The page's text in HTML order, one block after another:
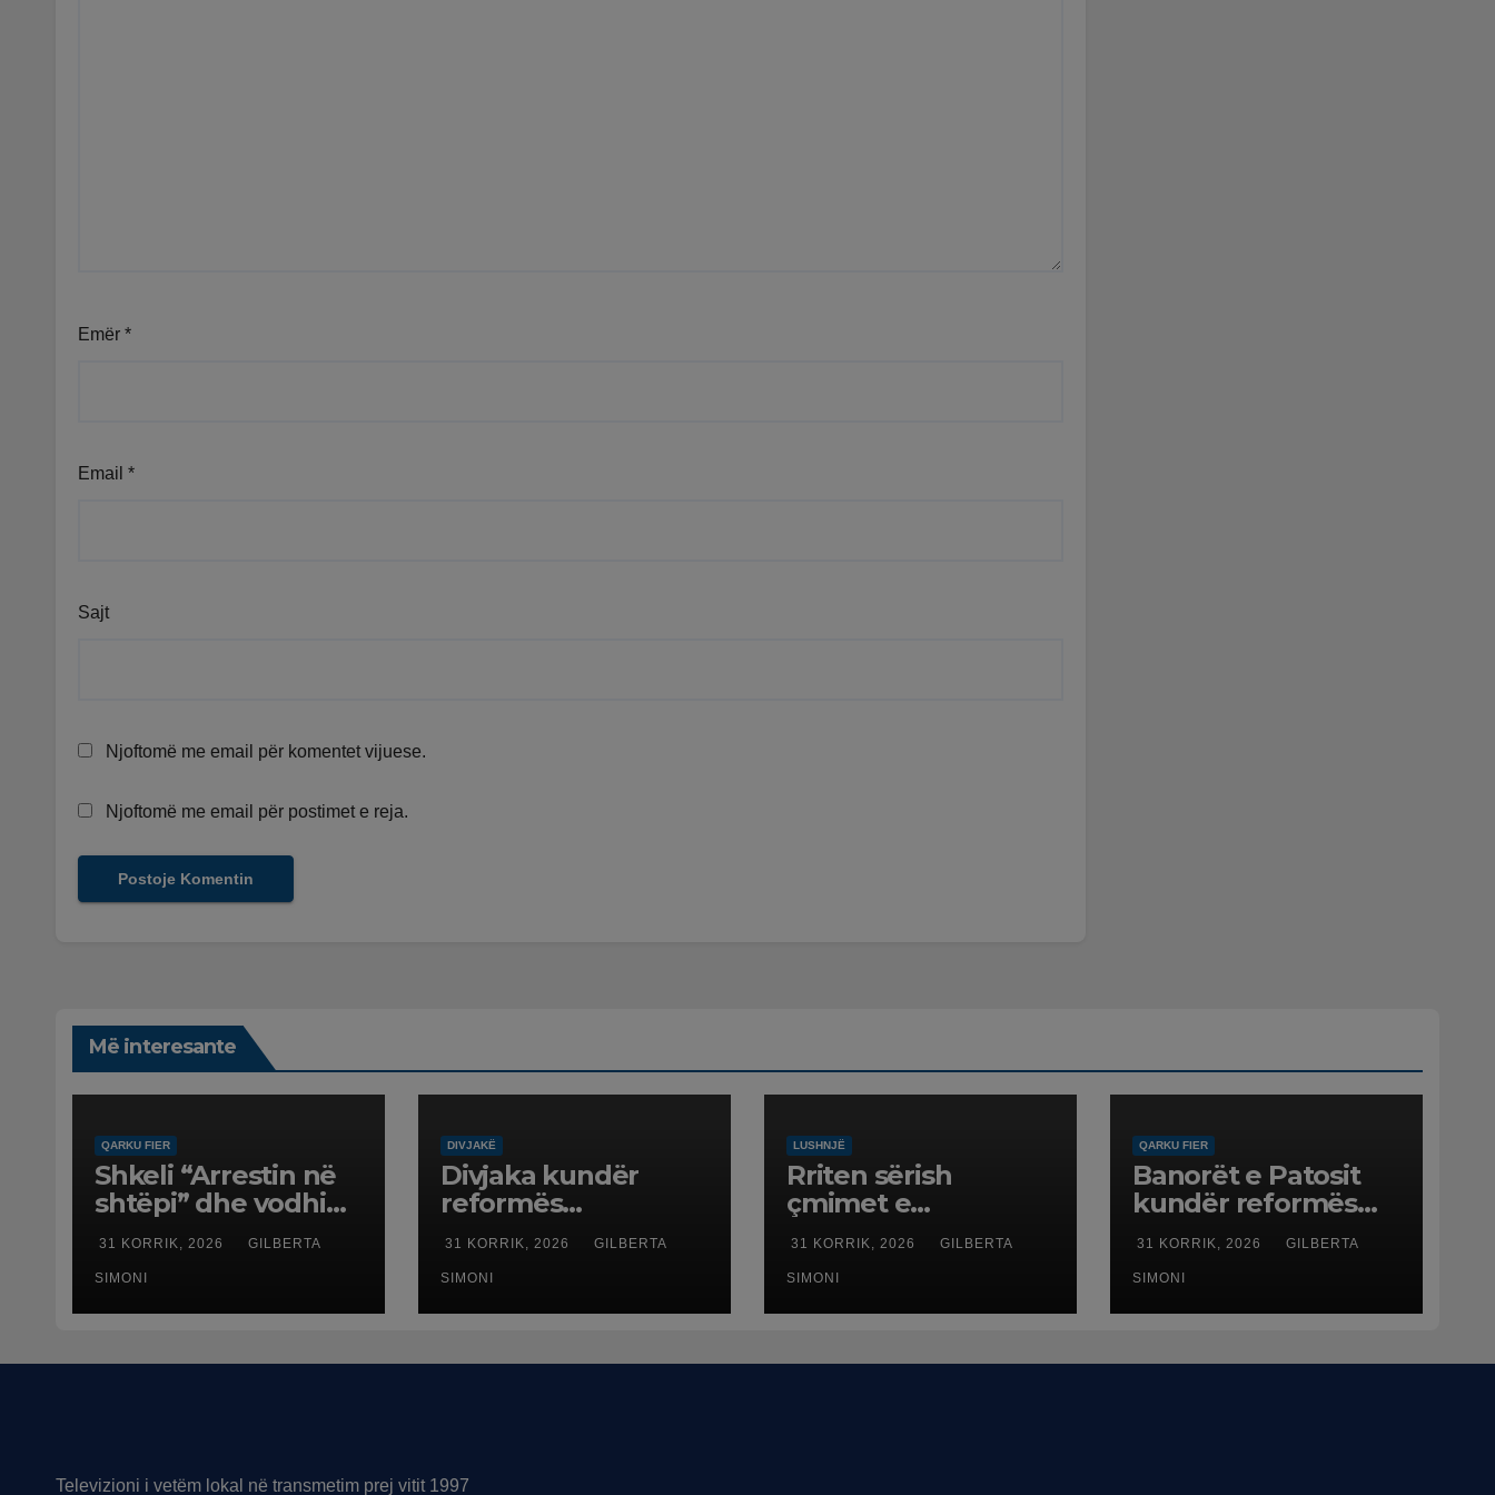
Emër *
Email *
Sajt
Njoftomë me email për komentet vijuese.
Njoftomë me email për postimet e reja.
Më interesante
QARKU FIER
Shkeli “Arrestin në
shtëpi” dhe vodhi
automjetin,
arrestohet 43-
vjeçari
31 KORRIK, 2026 GILBERTA
SIMONI
DIVJAKË
Divjaka kundër
reformës
territoriale, banorët
dalin në protestë.
31 KORRIK, 2026 GILBERTA
SIMONI
LUSHNJË
Rriten sërish
çmimet e
karburanteve në
pikat e
karburanteve në
Lushnjë. Tensionet
shtrenjtojnë naftën
31 KORRIK, 2026 GILBERTA
SIMONI
QARKU FIER
Banorët e Patosit
kundër reformës
territoriale: Të mos
humbasim
identitetin e qytetit
31 KORRIK, 2026 GILBERTA
SIMONI
Televizioni i vetëm lokal në transmetim prej vitit 1997